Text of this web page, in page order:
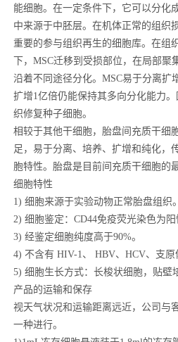
能细胞。在一定条件下，它可以分化
中来源于中胚层。在机体正常的组织
重要的参与组织再生的细胞库。在组
下，MSC迁移到受损部位，在局部聚
沿着不同途径分化。MSC易于分离扩
扩增1亿倍仍能保持其多向分化能力
织修复种子细胞。
相较于其他干细胞，胎盘间充质干细
足，易于分离、培养、扩增和纯化，
胞特性。胎盘是目前间充质干细胞的
细胞特性
1) 细胞来源于实验动物正常胎盘组织。
2) 细胞鉴定：CD44免疫荧光染色为阳
3) 经鉴定细胞纯度高于90%。
4) 不含有 HIV-1、 HBV、HCV、支原
5) 细胞生长方式：长梭状细胞，贴壁
产品的运输和保存
视天气状况和运输距离远近，公司与
一种进行。